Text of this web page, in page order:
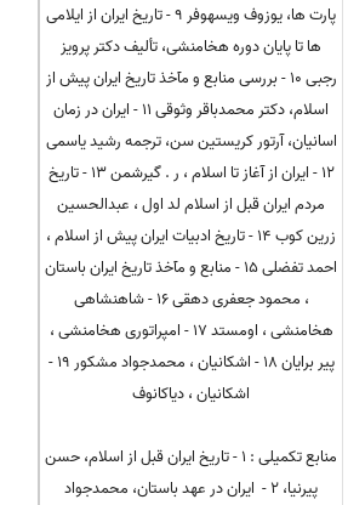
پارت ها، یوزوف ویسهوفر 9 - تاریخ ایران از ایلامی
ها تا پایان دوره هخامنشی، تألیف دکتر پرویز
رجبی 10 - بررسی منابع و مآخذ تاریخ ایران پیش از
اسلام، دکتر محمدباقر وثوقی 11 - ایران در زمان
اسانیان، آرتور کریستین سن، ترجمه رشید یاسمی
12 - ایران از آغاز تا اسلام ، ر . گیرشمن 13 - تاریخ
مردم ایران قبل از اسلام لد اول ، عبدالحسین
زرین کوب 14 - تاریخ ادبیات ایران پیش از اسلام ،
احمد تفضلی 15 - منابع و مآخذ تاریخ ایران باستان
، محمود جعفری دهقی 16 - شاهنشاهی
هخامنشی ، اومستد 17 - امپراتوری هخامنشی ،
پیر برایان 18 - اشکانیان ، محمدجواد مشکور 19 -
اشکانیان ، دیاکانوف
منابع تکمیلی : 1 - تاریخ ایران قبل از اسلام، حسن
پیرنیا، 2 - ایران در عهد باستان، محمدجواد